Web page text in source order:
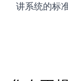
讲系统的标